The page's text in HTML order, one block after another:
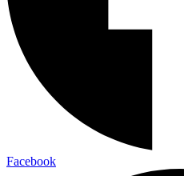
Facebook